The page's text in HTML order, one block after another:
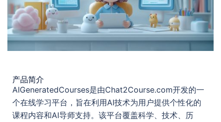
产品简介
AIGeneratedCourses是由Chat2Course.com开发的一
个在线学习平台，旨在利用AI技术为用户提供个性化的
课程内容和AI导师支持。该平台覆盖科学、技术、历